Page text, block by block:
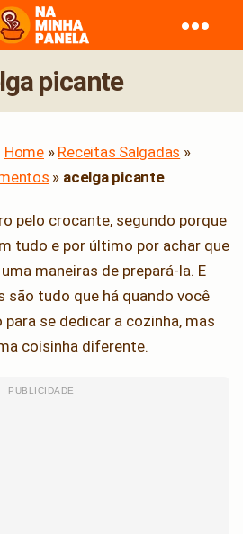
naminhapanela.com
picante
Home » Receitas Salgadas »
» acelga picante
pelo crocante, segundo porque
tudo e por último por achar que
maneiras de prepará-la. E
são tudo que há quando você
se dedicar a cozinha, mas
coisinha diferente.